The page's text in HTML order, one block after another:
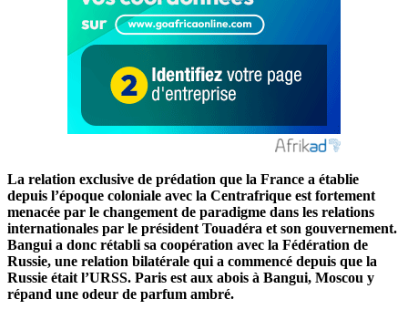
La relation exclusive de prédation que la France a établie
depuis l’époque coloniale avec la Centrafrique est fortement
menacée par le changement de paradigme dans les relations
internationales par le président Touadéra et son gouvernement.
Bangui a donc rétabli sa coopération avec la Fédération de
Russie, une relation bilatérale qui a commencé depuis que la
Russie était l’URSS. Paris est aux abois à Bangui, Moscou y
répand une odeur de parfum ambré.